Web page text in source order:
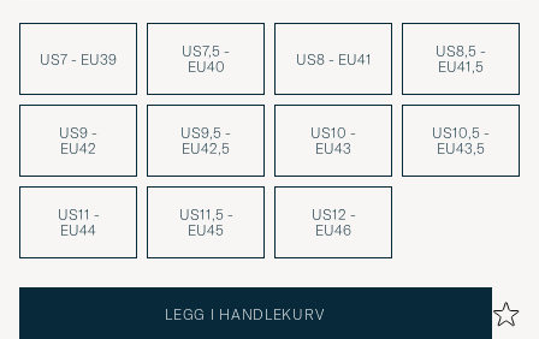
US7 - EU39
US7,5 -
EU40
US8 - EU41
US8,5 -
EU41,5
US9 -
EU42
US9,5 -
EU42,5
US10 -
EU43
US10,5 -
EU43,5
US11 -
EU44
US11,5 -
EU45
US12 -
EU46
LEGG I HANDLEKURV